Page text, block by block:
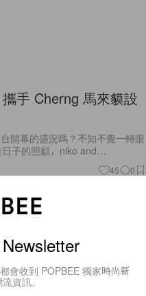
手 Cherng 馬來貘設
開幕的盛況嗎？不知不覺一轉眼
日子的照顧，niko and…
45 0
會收到 POPBEE 獨家時尚新
資訊。